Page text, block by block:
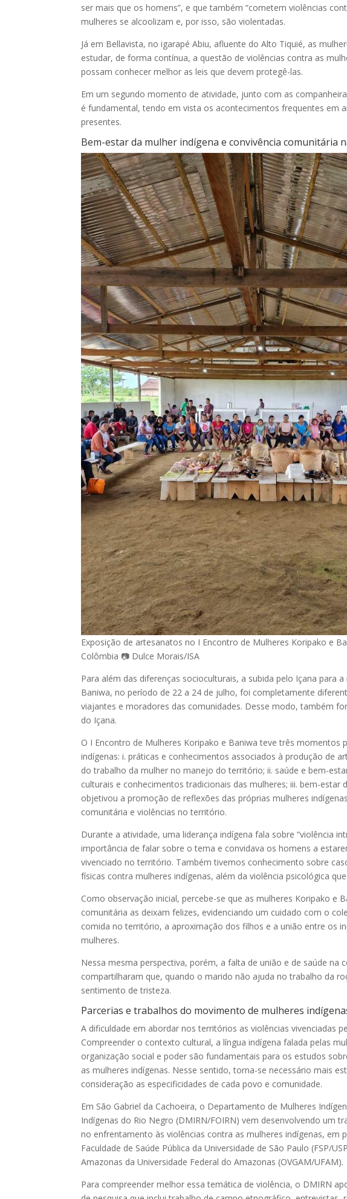
ser mais que os homens”, e que também “cometem violências
mulheres se alcoolizam e, por isso, são violentadas.
Já em Bellavista, no igarapé Abiu, afluente do Alto Tiquié, as
estudar, de forma contínua, a questão de violências contra as
possam conhecer melhor as leis que devem protegê-las.
Em um segundo momento de atividade, junto com as
é fundamental, tendo em vista os acontecimentos frequentes em
presentes.
Bem-estar da mulher indígena e convivência comunitária
Exposição de artesanatos no I Encontro de Mulheres Koripako e
Colômbia 📷 Dulce Morais/ISA
Para além das diferenças socioculturais, a subida pelo Içana para
Baniwa, no período de 22 a 24 de julho, foi completamente
viajantes e moradores das comunidades. Desse modo, também
do Içana.
O I Encontro de Mulheres Koripako e Baniwa teve três momentos
indígenas: i. práticas e conhecimentos associados à produção de
do trabalho da mulher no manejo do território; ii. saúde e bem-
culturais e conhecimentos tradicionais das mulheres; iii. bem-
objetivou a promoção de reflexões das próprias mulheres
comunitária e violências no território.
Durante a atividade, uma liderança indígena fala sobre “violência
importância de falar sobre o tema e convidava os homens a
vivenciado no território. Também tivemos conhecimento sobre
físicas contra mulheres indígenas, além da violência psicológica
Como observação inicial, percebe-se que as mulheres Koripako e
comunitária as deixam felizes, evidenciando um cuidado com o
comida no território, a aproximação dos filhos e a união entre os
mulheres.
Nessa mesma perspectiva, porém, a falta de união e de saúde na
compartilharam que, quando o marido não ajuda no trabalho da
sentimento de tristeza.
Parcerias e trabalhos do movimento de mulheres
A dificuldade em abordar nos territórios as violências vivenciadas
Compreender o contexto cultural, a língua indígena falada pelas
organização social e poder são fundamentais para os estudos
as mulheres indígenas. Nesse sentido, torna-se necessário mais
consideração as especificidades de cada povo e comunidade.
Em São Gabriel da Cachoeira, o Departamento de Mulheres
Indígenas do Rio Negro (DMIRN/FOIRN) vem desenvolvendo um
no enfrentamento às violências contra as mulheres indígenas, em
Faculdade de Saúde Pública da Universidade de São Paulo (FSP/
Amazonas da Universidade Federal do Amazonas (OVGAM/UFAM).
Para compreender melhor essa temática de violência, o DMIRN